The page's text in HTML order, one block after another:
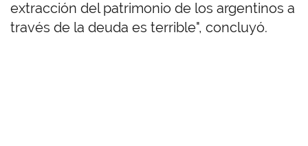
extracción del patrimonio de los argentinos a
través de la deuda es terrible", concluyó.